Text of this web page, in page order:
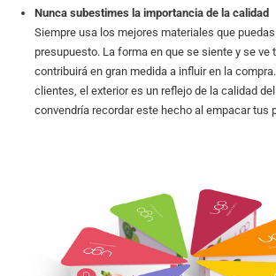
Nunca subestimes la importancia de la calidad
Siempre usa los mejores materiales que
presupuesto. La forma en que se siente y se ve
contribuirá en gran medida a influir en la
clientes, el exterior es un reflejo de la calidad
convendría recordar este hecho al empacar tus